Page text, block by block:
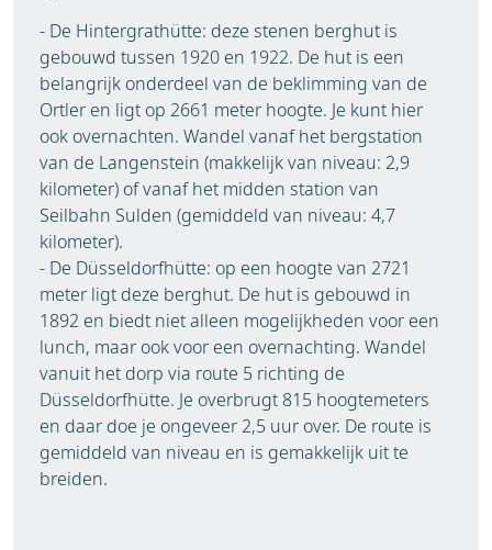
- De Hintergrathütte: deze stenen berghut is
gebouwd tussen 1920 en 1922. De hut is een
belangrijk onderdeel van de beklimming van de
Ortler en ligt op 2661 meter hoogte. Je kunt hier
ook overnachten. Wandel vanaf het bergstation
van de Langenstein (makkelijk van niveau: 2,9
kilometer) of vanaf het midden station van
Seilbahn Sulden (gemiddeld van niveau: 4,7
kilometer).
- De Düsseldorfhütte: op een hoogte van 2721
meter ligt deze berghut. De hut is gebouwd in
1892 en biedt niet alleen mogelijkheden voor een
lunch, maar ook voor een overnachting. Wandel
vanuit het dorp via route 5 richting de
Düsseldorfhütte. Je overbrugt 815 hoogtemeters
en daar doe je ongeveer 2,5 uur over. De route is
gemiddeld van niveau en is gemakkelijk uit te
breiden.